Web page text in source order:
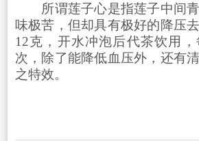
所谓莲子心是指莲子中间青
味极苦，但却具有极好的降压
12克，开水冲泡后代茶饮用
次，除了能降低血压外，还有
之特效。
(